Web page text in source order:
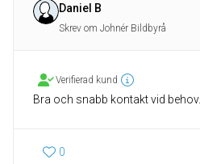
Daniel B
Skrev om Johnér Bildbyrå
Verifierad kund
Bra och snabb kontakt vid behov.
0